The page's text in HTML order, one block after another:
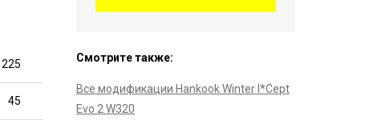
225
45
Смотрите также:
Все модификации Hankook Winter I*Cept
Evo 2 W320